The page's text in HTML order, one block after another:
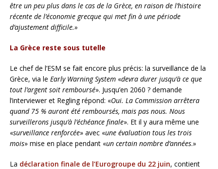
être un peu plus dans le cas de la Grèce, en raison de l’histoire
récente de l’économie grecque qui met fin à une période
d’ajustement difficile.»
La Grèce reste sous tutelle
Le chef de l’ESM se fait encore plus précis: la surveillance de la
Grèce, via le Early Warning System «devra durer jusqu’à ce que
tout l’argent soit remboursé». Jusqu’en 2060 ? demande
l’interviewer et Regling répond: «Oui. La Commission arrêtera
quand 75 % auront été remboursés, mais pas nous. Nous
surveillerons jusqu’à l’échéance finale». Et il y aura même une
«surveillance renforcée» avec «une évaluation tous les trois
mois» mise en place pendant «un certain nombre d’années.»
La déclaration finale de l’Eurogroupe du 22 juin, contient